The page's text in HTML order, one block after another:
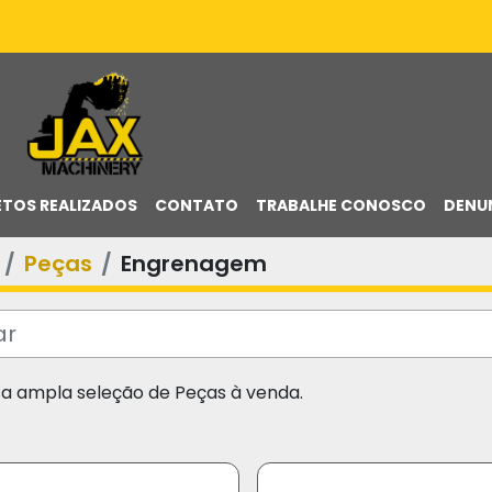
REALIZADOS CONTATO TRABALHE CONOSCO
Peças Engrenagem
ampla seleção de Peças à venda.